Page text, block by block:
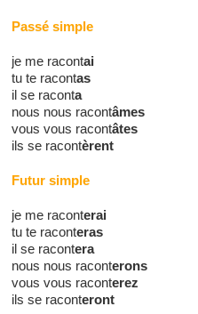
Passé simple
je me racontai
tu te racontas
il se raconta
nous nous racontâmes
vous vous racontâtes
ils se racontèrent
Futur simple
je me raconterai
tu te raconteras
il se racontera
nous nous raconterons
vous vous raconterez
ils se raconteront